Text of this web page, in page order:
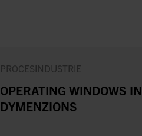
PROCESINDUSTRIE
OPERATING WINDOWS IN
DYMENZIONS